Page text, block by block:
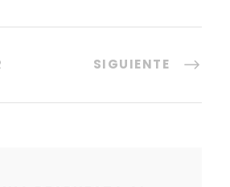
SIGUIENTE